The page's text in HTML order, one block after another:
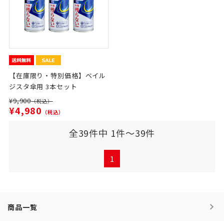
【在庫限り・特別価格】ベイル
ジスタ傘用 3本セット
¥9,900（税込）
¥4,980 （税込）
全39件中 1件～39件
1
商品一覧